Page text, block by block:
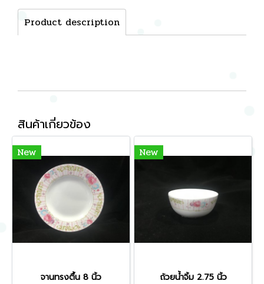
Product description
สินค้าเกี่ยวข้อง
New
จานทรงตื้น 8 นิ้ว
New
ถ้วยน้ำจิ้ม 2.75 นิ้ว